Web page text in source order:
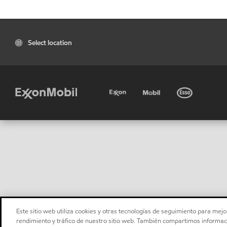
Select location
Este sitio web utiliza cookies y otras tecnologías de seguimiento para
rendimiento y tráfico de nuestro sitio web. También compartimos